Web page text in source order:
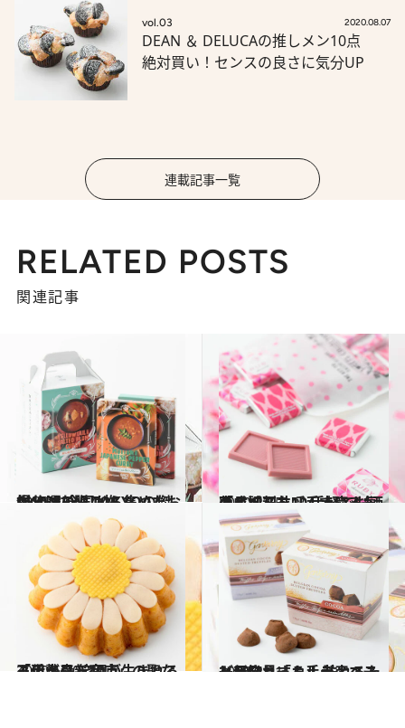
vol.03 2020.08.07
DEAN ＆ DELUCAの推しメン10点
絶対買い！センスの良さに気分UP
連載記事一覧
RELATED POSTS
関連記事
2020.8.1
AKOMEYA TOKYOの傑作10選 全国から集めたお福分けな贈り物
グルメ 2020.2.15
「成城石井」手土産人気商品ベスト10 手軽でお洒落と評判を呼んでいるもの
グルメ
2020.6.20
「伊勢丹新宿店」の聖なる手土産 笑顔が生まれる王道ギフト10点
グルメ 2020.2.21
一目惚れ「カルディコーヒーファーム」 訪れるたび新発見する手土産ベスト10
グルメ